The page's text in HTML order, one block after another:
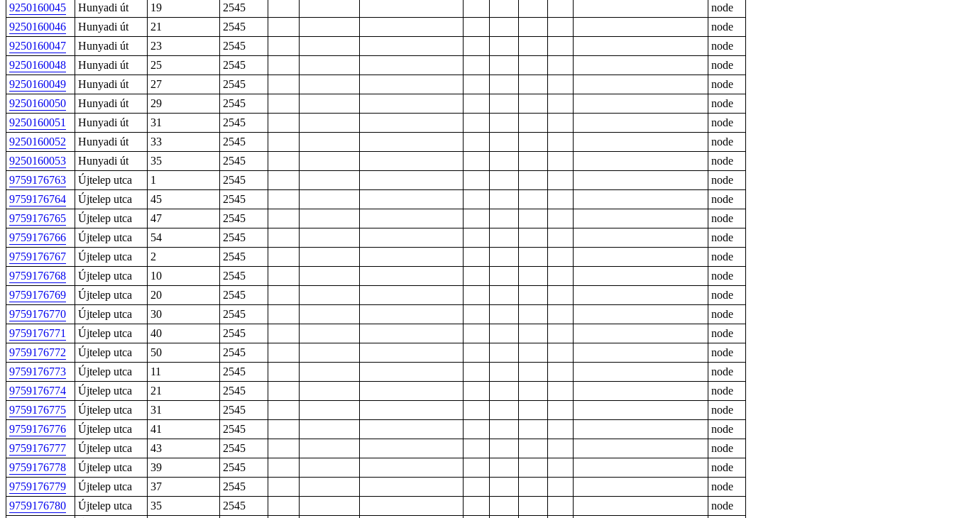
9250160045
Hunyadi út 19 2545
node
9250160046
Hunyadi út 21 2545
node
9250160047
Hunyadi út 23 2545
node
9250160048
Hunyadi út 25 2545
node
9250160049
Hunyadi út 27 2545
node
9250160050
Hunyadi út 29 2545
node
9250160051
Hunyadi út 31 2545
node
9250160052
Hunyadi út 33 2545
node
9250160053
Hunyadi út 35 2545
node
9759176763
Újtelep utca 1 2545
node
9759176764
Újtelep utca 45 2545
node
9759176765
Újtelep utca 47 2545
node
9759176766
Újtelep utca 54 2545
node
9759176767
Újtelep utca 2 2545
node
9759176768
Újtelep utca 10 2545
node
9759176769
Újtelep utca 20 2545
node
9759176770
Újtelep utca 30 2545
node
9759176771
Újtelep utca 40 2545
node
9759176772
Újtelep utca 50 2545
node
9759176773
Újtelep utca 11 2545
node
9759176774
Újtelep utca 21 2545
node
9759176775
Újtelep utca 31 2545
node
9759176776
Újtelep utca 41 2545
node
9759176777
Újtelep utca 43 2545
node
9759176778
Újtelep utca 39 2545
node
9759176779
Újtelep utca 37 2545
node
9759176780
Újtelep utca 35 2545
node